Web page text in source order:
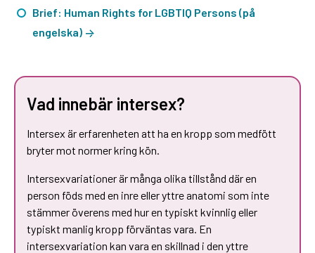
Brief: Human Rights for LGBTIQ Persons (på
engelska)
Vad innebär intersex?
Intersex är erfarenheten att ha en kropp som medfött
bryter mot normer kring kön.
Intersexvariationer är många olika tillstånd där en
person föds med en inre eller yttre anatomi som inte
stämmer överens med hur en typiskt kvinnlig eller
typiskt manlig kropp förväntas vara. En
intersexvariation kan vara en skillnad i den yttre